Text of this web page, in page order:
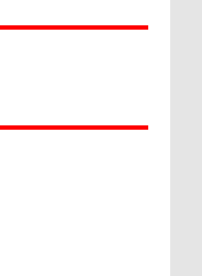
Centre di
PASAR